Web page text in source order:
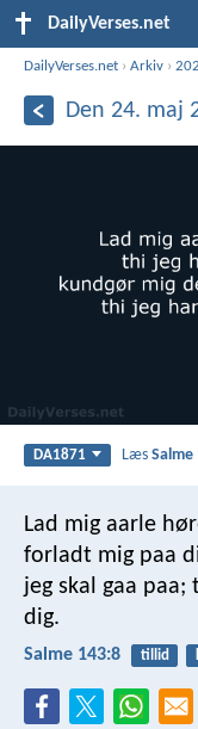
DailyVerses.net
DailyVerses.net ›Arkiv ›
Den 24. maj
DA1871 LæsSalme
Lad mig aarle
forladt mig paa
jeg skal gaa paa;
dig.
Salme 143:8 tillid